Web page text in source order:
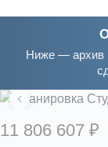
Ниже — архив
11 806 607 ₽